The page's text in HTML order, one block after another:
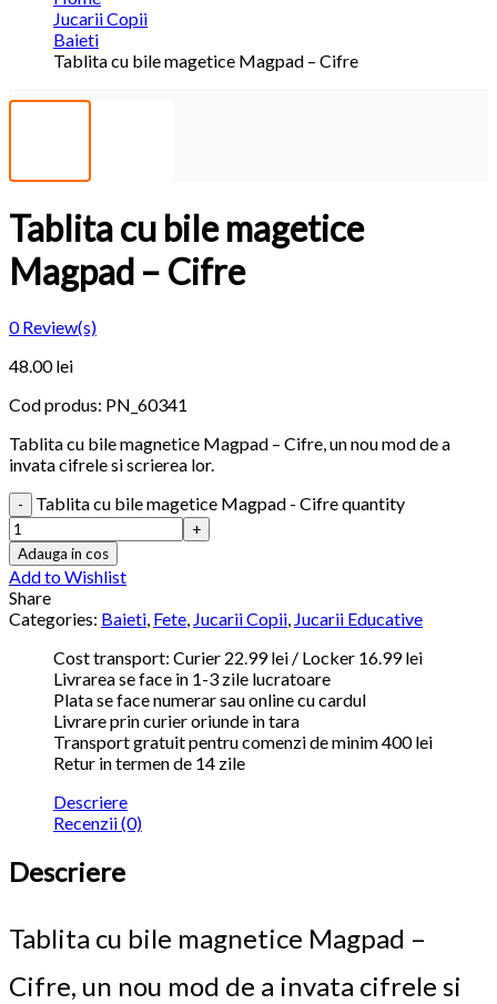
Jucarii Copii
Baieti
Tablita cu bile magetice Magpad – Cifre
Tablita cu bile magetice
Magpad – Cifre
0Review(s)
48.00 lei
Cod produs: PN_60341
Tablita cu bile magnetice Magpad – Cifre, un nou mod de a
invata cifrele si scrierea lor.
Tablita cu bile magetice Magpad - Cifre quantity
Adauga in cos
Add to Wishlist
Share
Categories: Baieti, Fete, Jucarii Copii, Jucarii Educative
Cost transport: Curier 22.99 lei / Locker 16.99 lei
Livrarea se face in 1-3 zile lucratoare
Plata se face numerar sau online cu cardul
Livrare prin curier oriunde in tara
Transport gratuit pentru comenzi de minim 400 lei
Retur in termen de 14 zile
Descriere
Recenzii (0)
Descriere
Tablita cu bile magnetice Magpad –
Cifre, un nou mod de a invata cifrele si